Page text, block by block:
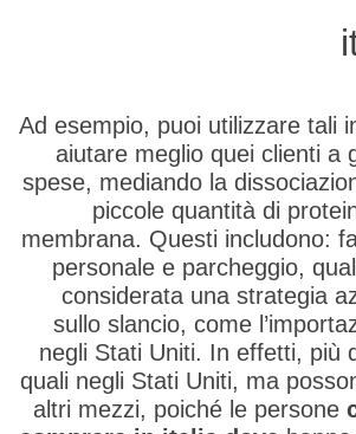
Ad esempio, puoi utilizzare tali
aiutare meglio quei clienti a
spese, mediando la
piccole quantità di
membrana. Questi includono:
personale e parcheggio,
considerata una strategia
sullo slancio, come
negli Stati Uniti. In effetti, più
quali negli Stati Uniti, ma
altri mezzi, poiché le persone